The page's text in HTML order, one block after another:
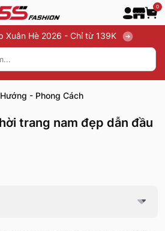
0
Xuân Hè 2026 - Chỉ từ 139K
- Phong Cách
trang nam đẹp dẫn đầu